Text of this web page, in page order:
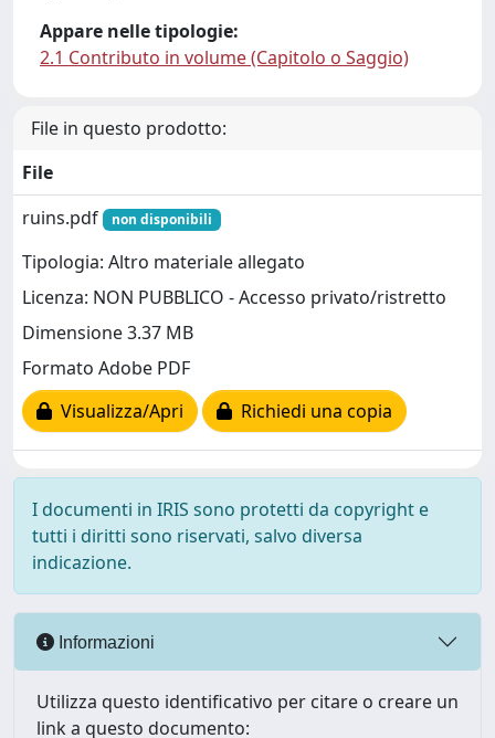
Appare nelle tipologie:
2.1 Contributo in volume (Capitolo o Saggio)
File in questo prodotto:
File
ruins.pdf
non disponibili
Tipologia: Altro materiale allegato
Licenza: NON PUBBLICO - Accesso privato/ristretto
Dimensione 3.37 MB
Formato Adobe PDF
Visualizza/Apri
Richiedi una copia
I documenti in IRIS sono protetti da copyright e
tutti i diritti sono riservati, salvo diversa
indicazione.
Informazioni
Utilizza questo identificativo per citare o creare un
link a questo documento: